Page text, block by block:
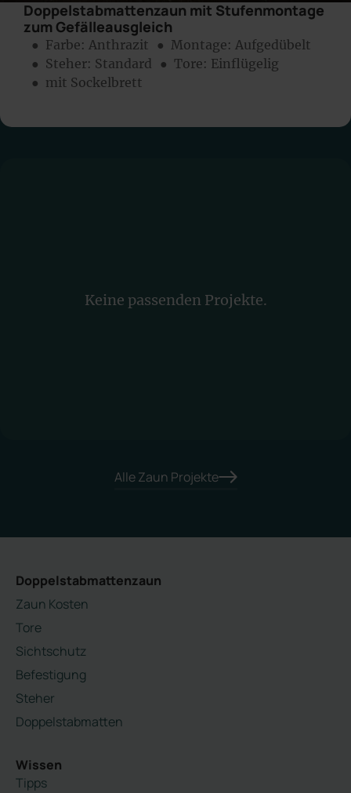
Doppelstabmattenzaun mit Stufenmontage
zum Gefälleausgleich
● Farbe: Anthrazit ● Montage: Aufgedübelt
● Steher: Standard
● Tore: Einflügelig
● mit Sockelbrett
Keine passenden Projekte.
Alle Zaun Projekte
Doppelstabmattenzaun
Zaun Kosten
Tore
Sichtschutz
Befestigung
Steher
Doppelstabmatten
Wissen
Tipps